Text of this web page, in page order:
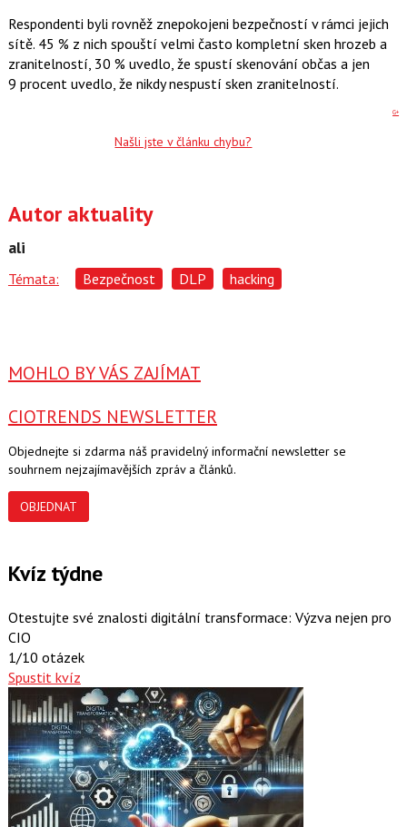
Respondenti byli rovněž znepokojeni bezpečností v rámci jejich
sítě. 45 % z nich spouští velmi často kompletní sken hrozeb a
zranitelností, 30 % uvedlo, že spustí skenování občas a jen
9 procent uvedlo, že nikdy nespustí sken zranitelností.
G+
Našli jste v článku chybu?
Autor aktuality
ali
Témata: Bezpečnost DLP hacking
MOHLO BY VÁS ZAJÍMAT
CIOTRENDS NEWSLETTER
Objednejte si zdarma náš pravidelný informační newsletter se
souhrnem nejzajímavějších zpráv a článků.
OBJEDNAT
Kvíz týdne
Otestujte své znalosti digitální transformace: Výzva nejen pro
CIO
1/10 otázek
Spustit kvíz